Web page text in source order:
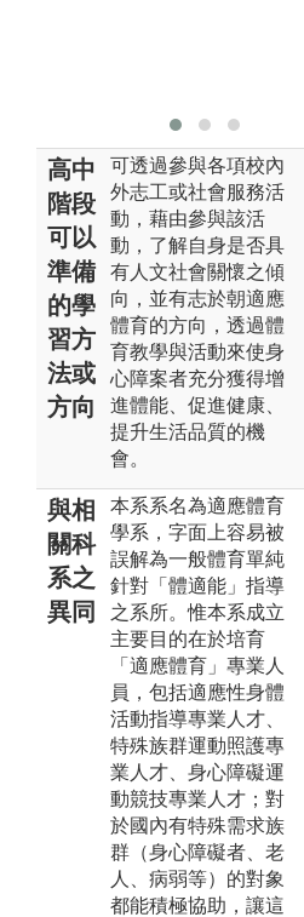
高中
階段
可以
準備
的學
習方
法或
方向
可透過參與各項校內
外志工或社會服務活
動，藉由參與該活
動，了解自身是否具
有人文社會關懷之傾
向，並有志於朝適應
體育的方向，透過體
育教學與活動來使身
心障案者充分獲得增
進體能、促進健康、
提升生活品質的機
會。
與相
關科
系之
異同
本系系名為適應體育
學系，字面上容易被
誤解為一般體育單純
針對「體適能」指導
之系所。惟本系成立
主要目的在於培育
「適應體育」專業人
員，包括適應性身體
活動指導專業人才、
特殊族群運動照護專
業人才、身心障礙運
動競技專業人才；對
於國內有特殊需求族
群（身心障礙者、老
人、病弱等）的對象
都能積極協助，讓這